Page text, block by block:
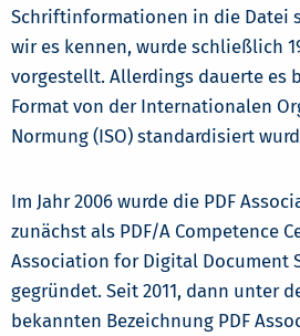
Schriftinformationen in die Datei
wir es kennen, wurde schließlich
vorgestellt. Allerdings dauerte es
Format von der Internationalen
Normung (ISO) standardisiert
Im Jahr 2006 wurde die PDF
zunächst als PDF/A Competence
Association for Digital Document
gegründet. Seit 2011, dann unter
bekannten Bezeichnung PDF